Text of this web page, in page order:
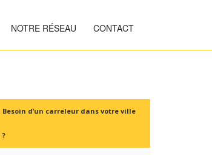
NOTRE RÉSEAU CONTACT
Besoin d’un carreleur dans votre ville
?